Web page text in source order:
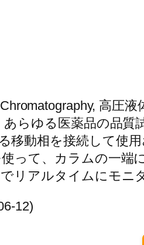
高圧
らゆる医薬品の品
移動相を接続して使
って、カラムの一
リアルタイムにモニ
12)